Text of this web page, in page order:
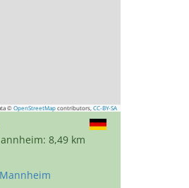
©OpenStreetMap contributors, CC-BY-SA
8,49 km